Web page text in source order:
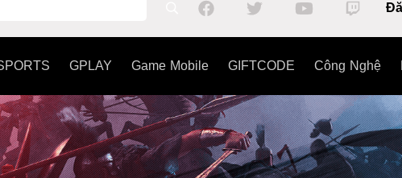
GPLAY Game Mobile GIFTCODE Công Nghệ